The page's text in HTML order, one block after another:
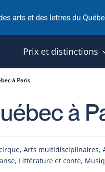
arts et des lettres du
Prix et distinctions
à Paris
à
Arts multidisciplinaires,
Littérature et conte,